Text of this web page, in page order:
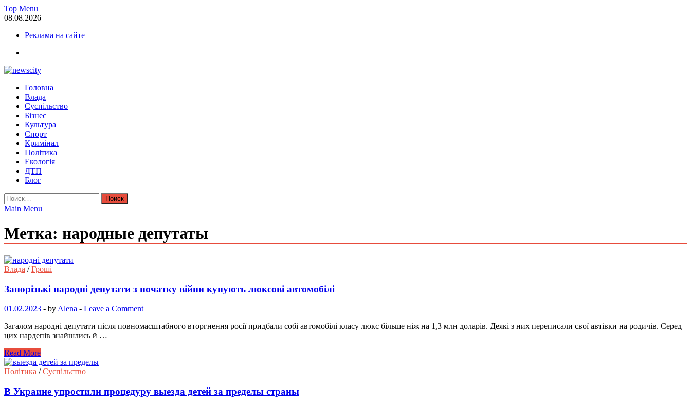
Skip
to
Top Menu
08.08.2026
Реклама на сайте
NewsCity — свежие новости Запорожья сегодня
Новости Запорожья и Запорожской области сегодня. События Запорожья, коррупция, политика, дтп, новости спорта
Головна
Влада
Суспільство
Бізнес
Культура
Спорт
Кримінал
Політика
Екологія
ДТП
Блог
Найти:
Main Menu
Метка: народные депутаты
Влада /Гроші
Запорізькі народні депутати з початку війни купують люксові автомобілі
01.02.2023 - by Alena - Leave a Comment
Загалом народні депутати після повномасштабного вторгнення росії придбали собі автомобілі класу люкс більше ніж на 1,3 млн доларів. Деякі з них переписали свої автівки на родичів. Серед
цих нардепів знайшлись й …
Read More
Політика /Суспільство
В Украине упростили процедуру выезда детей за пределы страны